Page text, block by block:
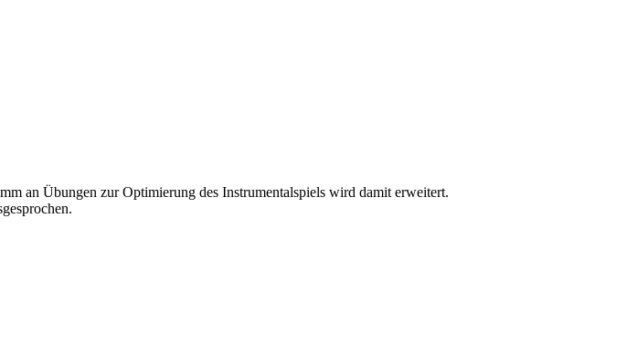
an Übungen zur Optimierung des Instrumentalspiels wird damit erweitert.